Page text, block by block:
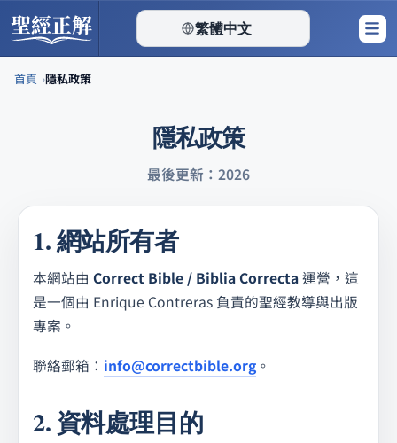
聖經正解 繁體中文
▾
首頁 隱私政策
隱私政策
最後更新：2026
1. 網站所有者
本網站由 Correct Bible / Biblia Correcta運營，這
是一個由 Enrique Contreras 負責的聖經教導與出版
專案。
聯絡郵箱： info@correctbible.org 。
2. 資料處理目的